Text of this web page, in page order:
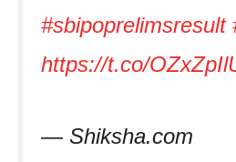
#sbipoprelimsresult
https://t.co/
— Shiksha.com